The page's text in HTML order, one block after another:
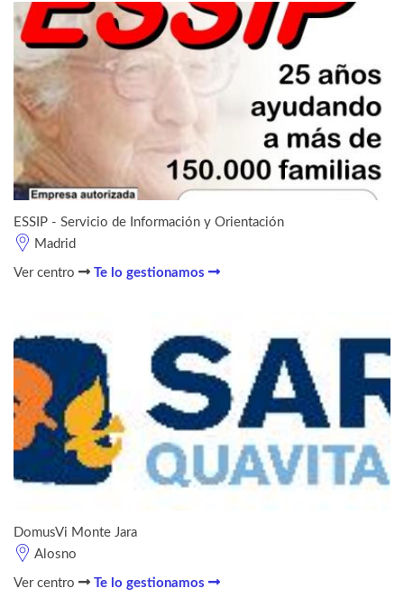
ESSIP - Servicio de Información y Orientación
Madrid
Ver centro Te lo gestionamos
DomusVi Monte Jara
Alosno
Ver centro Te lo gestionamos